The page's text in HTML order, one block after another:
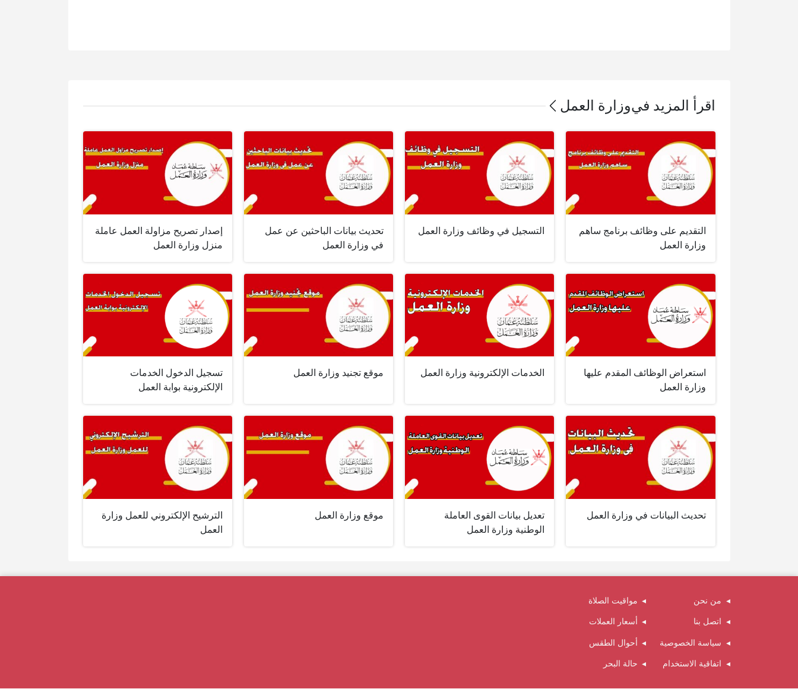
اقرأ المزيد فيوزارة العمل
التقديم على وظائف برنامج ساهم
وزارة العمل
التسجيل في وظائف وزارة العمل
تحديث بيانات الباحثين عن عمل
في وزارة العمل
إصدار تصريح مزاولة العمل عاملة
منزل وزارة العمل
استعراض الوظائف المقدم عليها
وزارة العمل
الخدمات الإلكترونية وزارة العمل موقع تجنيد وزارة العمل
تسجيل الدخول الخدمات
الإلكترونية بوابة العمل
تحديث البيانات في وزارة العمل
تعديل بيانات القوى العاملة
الوطنية وزارة العمل
موقع وزارة العمل
الترشيح الإلكتروني للعمل وزارة
العمل
من نحن
اتصل بنا
سياسة الخصوصية
اتفاقية الاستخدام
مواقيت الصلاة
أسعار العملات
أحوال الطقس
حالة البحر